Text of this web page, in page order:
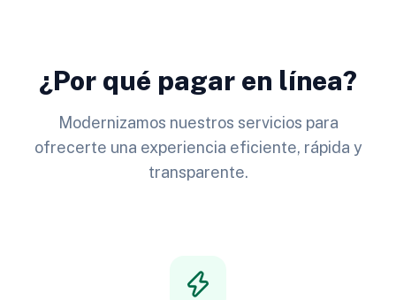
¿Por qué pagar en línea?
Modernizamos nuestros servicios para
ofrecerte una experiencia eficiente, rápida y
transparente.